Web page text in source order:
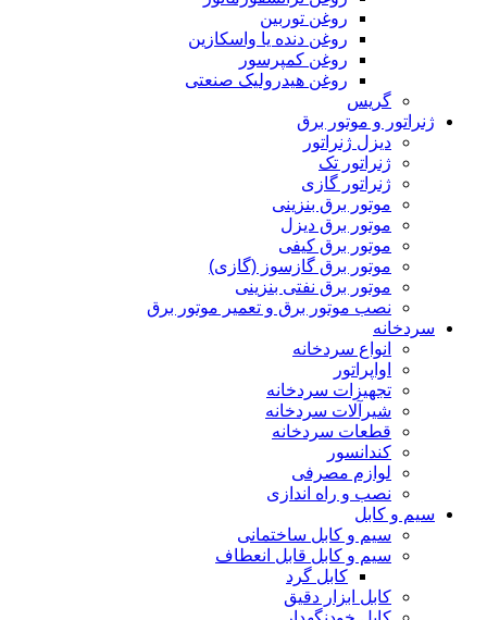
روغن توربین
روغن دنده یا واسکازین
روغن کمپرسور
روغن هیدرولیک صنعتی
گریس
ژنراتور و موتور برق
دیزل ژنراتور
ژنراتور تک
ژنراتور گازی
موتور برق بنزینی
موتور برق دیزل
موتور برق کیفی
موتور برق گازسوز (گازی)
موتور برق نفتی بنزینی
نصب موتور برق و تعمیر موتور برق
سردخانه
انواع سردخانه
اواپراتور
تجهیزات سردخانه
شیرآلات سردخانه
قطعات سردخانه
کندانسور
لوازم مصرفی
نصب و راه اندازی
سیم و کابل
سیم و کابل ساختمانی
سیم و کابل قابل انعطاف
کابل گرد
کابل ابزار دقیق